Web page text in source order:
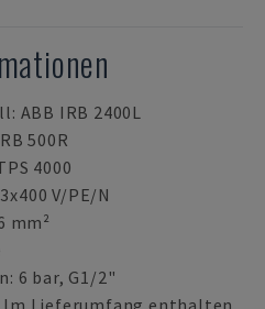
ABB IRB 2400L
500R
4000
V/PE/N
mm²
6 bar, G1/2"
Lieferumfang enthalten